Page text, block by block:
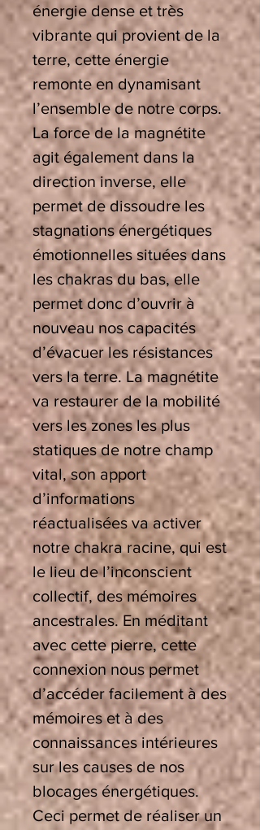
énergie dense et très
vibrante qui provient de la
terre, cette énergie
remonte en dynamisant
l’ensemble de notre corps.
La force de la magnétite
agit également dans la
direction inverse, elle
permet de dissoudre les
stagnations énergétiques
émotionnelles situées dans
les chakras du bas, elle
permet donc d’ouvrir à
nouveau nos capacités
d’évacuer les résistances
vers la terre. La magnétite
va restaurer de la mobilité
vers les zones les plus
statiques de notre champ
vital, son apport
d’informations
réactualisées va activer
notre chakra racine, qui est
le lieu de l’inconscient
collectif, des mémoires
ancestrales. En méditant
avec cette pierre, cette
connexion nous permet
d’accéder facilement à des
mémoires et à des
connaissances intérieures
sur les causes de nos
blocages énergétiques.
Ceci permet de réaliser un